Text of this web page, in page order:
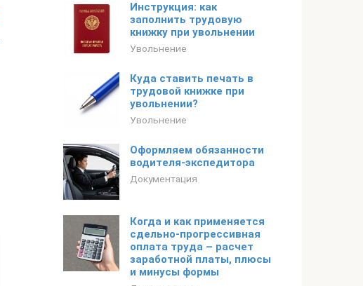
Инструкция: как
заполнить трудовую
книжку при увольнении
Увольнение
Куда ставить печать в
трудовой книжке при
увольнении?
Увольнение
Оформляем обязанности
водителя-экспедитора
Документация
Когда и как применяется
сдельно-прогрессивная
оплата труда – расчет
заработной платы, плюсы
и минусы формы